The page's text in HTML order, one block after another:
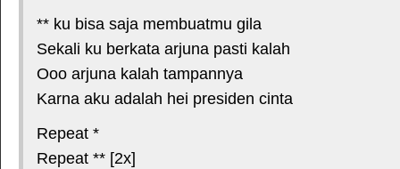
** ku bisa saja membuatmu gila
Sekali ku berkata arjuna pasti kalah
Ooo arjuna kalah tampannya
Karna aku adalah hei presiden cinta
Repeat *
Repeat ** [2x]